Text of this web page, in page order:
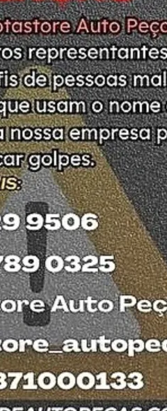
de SC.
produtos contam
Somente veículos
física também